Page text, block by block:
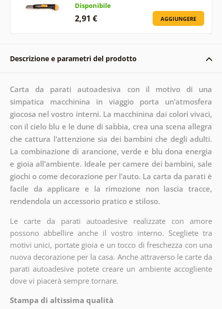
Disponibile
2,91 € AGGIUNGERE
Descrizione e parametri del prodotto
Carta da parati autoadesiva con il motivo di una
simpatica macchinina in viaggio porta un'atmosfera
giocosa nel vostro interni. La macchinina dai colori vivaci,
con il cielo blu e le dune di sabbia, crea una scena allegra
che cattura l'attenzione sia dei bambini che degli adulti.
La combinazione di arancione, verde e blu dona energia
e gioia all'ambiente. Ideale per camere dei bambini, sale
giochi o come decorazione per l'auto. La carta da parati è
facile da applicare e la rimozione non lascia tracce,
rendendola un accessorio pratico e stiloso.
Le carte da parati autoadesive realizzate con amore
possono abbellire anche il vostro interno. Scegliete tra
motivi unici, portate gioia e un tocco di freschezza con una
nuova decorazione per la casa. Anche attraverso le carte da
parati autoadesive potete creare un ambiente accogliente
dove vi piacerà sempre tornare.
Stampa di altissima qualità